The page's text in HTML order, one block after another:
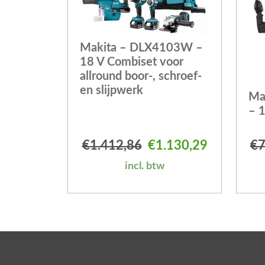
Makita – DLX4103W –
18 V Combiset voor
allround boor-, schroef-
en slijpwerk
€1.412,86 Oorspronkelijke
€1.130,29Huidige
incl. btw
–
€